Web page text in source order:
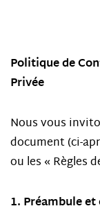
Politique de
Privée
Nous vous
document (ci-
ou les « Règles
1. Préambule